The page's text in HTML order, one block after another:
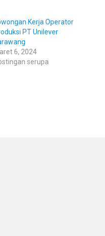
Kerja Operator
PT Unilever
6, 2024
serupa